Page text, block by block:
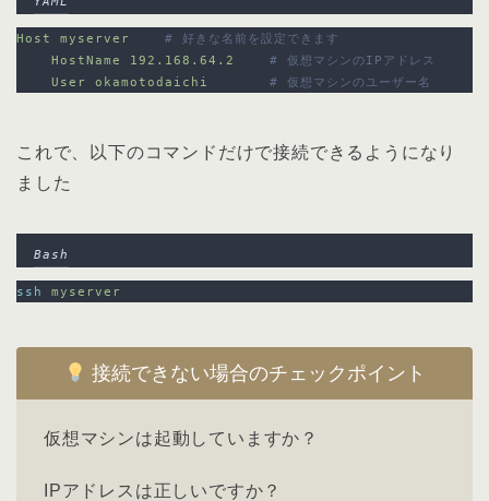
Host myserver
# 好きな名前を設定できます
HostName 192.168.64.2
# 仮想マシンのIPアドレス
User okamotodaichi
# 仮想マシンのユーザー名
これで、以下のコマンドだけで接続できるようになり
ました
Bash
ssh myserver
接続できない場合のチェックポイント
仮想マシンは起動していますか？
IPアドレスは正しいですか？